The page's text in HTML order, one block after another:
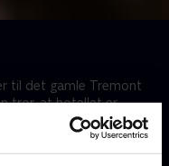
til det gamle Tremont
tror, at hotellet er
Savannah.